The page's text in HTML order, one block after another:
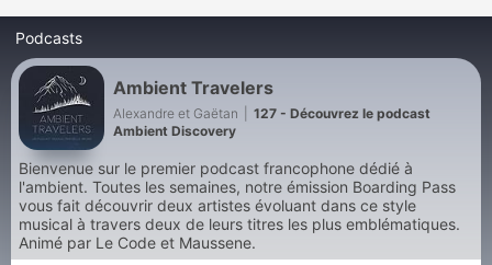
Podcasts
Ambient Travelers
Alexandre et Gaëtan
127 - Découvrez le podcast
Ambient Discovery
Bienvenue sur le premier podcast francophone dédié à
l'ambient. Toutes les semaines, notre émission Boarding Pass
vous fait découvrir deux artistes évoluant dans ce style
musical à travers deux de leurs titres les plus emblématiques.
Animé par Le Code et Maussene.